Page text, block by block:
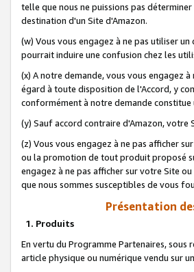
telle que nous ne puissions pas
destination d'un Site d'Amazon.
(w) Vous vous engagez à ne pas utiliser
pourrait induire une confusion chez les
(x) A notre demande, vous vous engagez
égard à toute disposition de l'Accord, y
conformément à notre demande
(y) Sauf accord contraire d'Amazon,
(z) Vous vous engagez à ne pas afficher
ou la promotion de tout produit proposé
engagez à ne pas afficher sur votre Site
que nous sommes susceptibles de vous
Présentation
1. Produits
En vertu du Programme Partenaires,
article physique ou numérique vendu sur